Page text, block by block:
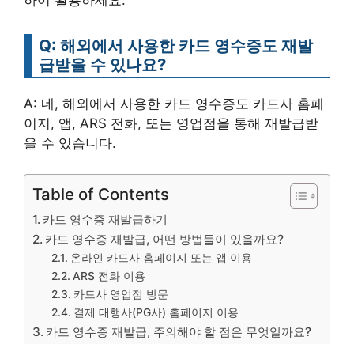
Q: 해외에서 사용한 카드 영수증도 재발
급받을 수 있나요?
A: 네, 해외에서 사용한 카드 영수증도 카드사 홈페
이지, 앱, ARS 전화, 또는 영업점을 통해 재발급받
을 수 있습니다.
Table of Contents
카드 영수증 재발급하기
카드 영수증 재발급, 어떤 방법들이 있을까요?
온라인 카드사 홈페이지 또는 앱 이용
ARS 전화 이용
카드사 영업점 방문
결제 대행사(PG사) 홈페이지 이용
카드 영수증 재발급, 주의해야 할 점은 무엇일까요?